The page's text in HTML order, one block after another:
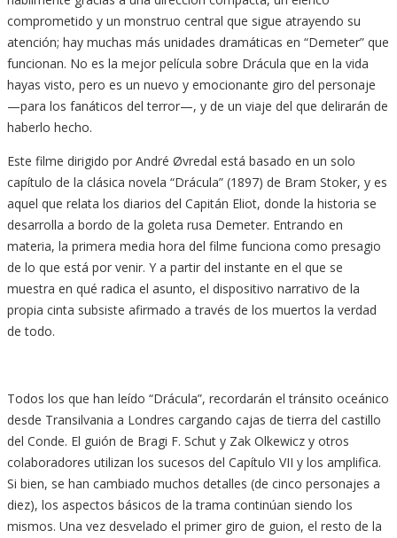
comprometido y un monstruo central que sigue atrayendo su
atención; hay muchas más unidades dramáticas en “Demeter” que
funcionan. No es la mejor película sobre Drácula que en la vida
hayas visto, pero es un nuevo y emocionante giro del personaje
—para los fanáticos del terror—, y de un viaje del que delirarán de
haberlo hecho.
Este filme dirigido por André Øvredal está basado en un solo
capítulo de la clásica novela “Drácula” (1897) de Bram Stoker, y es
aquel que relata los diarios del Capitán Eliot, donde la historia se
desarrolla a bordo de la goleta rusa Demeter. Entrando en
materia, la primera media hora del filme funciona como presagio
de lo que está por venir. Y a partir del instante en el que se
muestra en qué radica el asunto, el dispositivo narrativo de la
propia cinta subsiste afirmado a través de los muertos la verdad
de todo.
Todos los que han leído “Drácula”, recordarán el tránsito oceánico
desde Transilvania a Londres cargando cajas de tierra del castillo
del Conde. El guión de Bragi F. Schut y Zak Olkewicz y otros
colaboradores utilizan los sucesos del Capítulo VII y los amplifica.
Si bien, se han cambiado muchos detalles (de cinco personajes a
diez), los aspectos básicos de la trama continúan siendo los
mismos. Una vez desvelado el primer giro de guion, el resto de la